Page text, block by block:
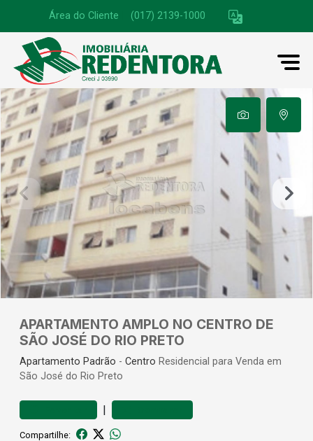
Área do Cliente (017) 2139-1000
APARTAMENTO AMPLO NO CENTRO DE
SÃO JOSÉ DO RIO PRETO
Apartamento Padrão - Centro Residencial para Venda em
São José do Rio Preto
|
Compartilhe: